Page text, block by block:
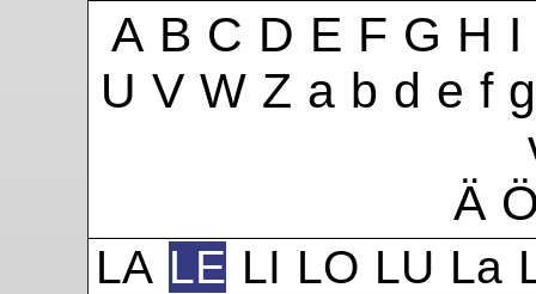
A B C D E F G H I
U V W Z a b d e f g
Ä
LA LE LI LO LU La